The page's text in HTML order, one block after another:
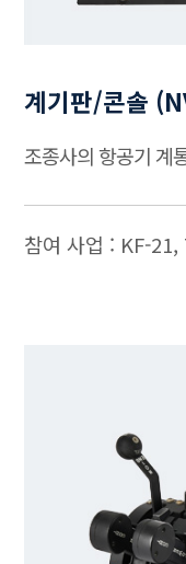
계기판/콘솔
조종사의 항공기 계
참여 사업 : KF-